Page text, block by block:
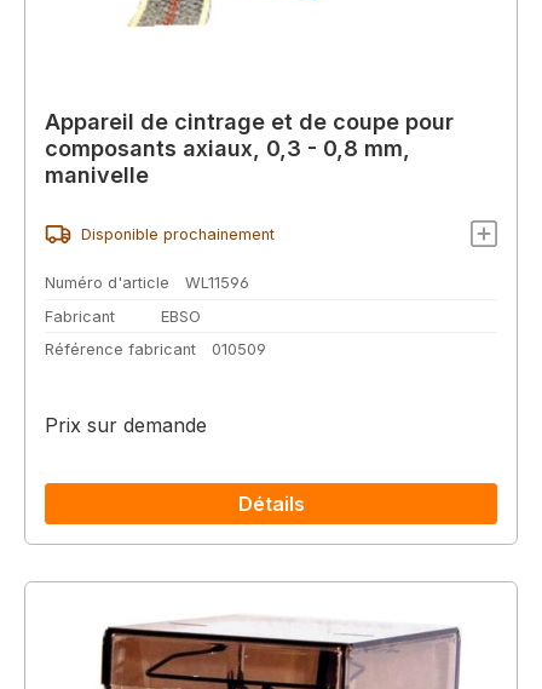
Appareil de cintrage et de coupe pour
composants axiaux, 0,3 - 0,8 mm,
manivelle
Disponible prochainement
Numéro d'article
WL11596
Fabricant
EBSO
Référence fabricant
010509
Prix sur demande
Détails